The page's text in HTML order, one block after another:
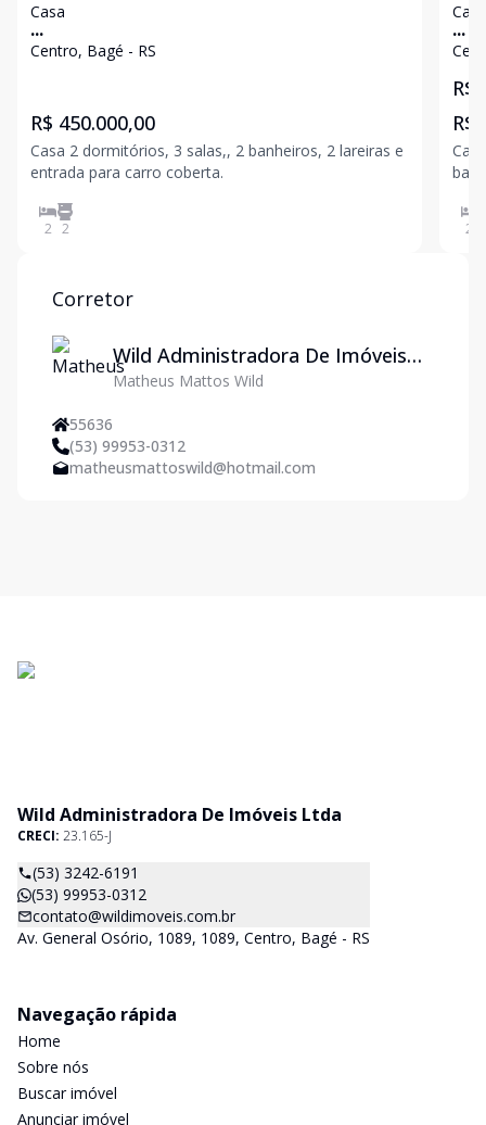
Casa
...
Centro, Bagé - RS
R$ 450.000,00
Casa 2 dormitórios, 3 salas,, 2 banheiros, 2 lareiras e
entrada para carro coberta.
2 2
Casa
...
R$
R$
2
Corretor
Wild Administradora De Imóveis
Ltda
Matheus Mattos Wild
55636
(53) 99953-0312
matheusmattoswild@hotmail.com
Wild Administradora De Imóveis Ltda
CRECI: 23.165-J
(53) 3242-6191
(53) 99953-0312
contato@wildimoveis.com.br
Av. General Osório, 1089, 1089, Centro, Bagé - RS
Navegação rápida
Home
Sobre nós
Buscar imóvel
Anunciar imóvel